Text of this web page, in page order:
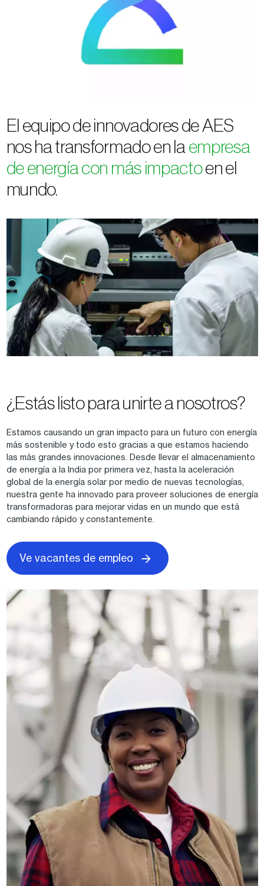
El equipo de innovadores de AES
nos ha transformado en laempresa
de energía con más impactoen el
mundo.
¿Estás listo para unirte a nosotros?
Estamos causando un gran impacto para un futuro con energía
más sostenible y todo esto gracias a que estamos haciendo
las más grandes innovaciones. Desde llevar el almacenamiento
de energía a la India por primera vez, hasta la aceleración
global de la energía solar por medio de nuevas tecnologías,
nuestra gente ha innovado para proveer soluciones de energía
transformadoras para mejorar vidas en un mundo que está
cambiando rápido y constantemente.
Ve vacantes de empleo